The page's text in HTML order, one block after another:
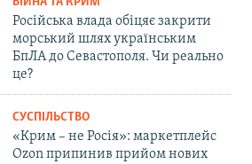
Російська влада обіцяє закрити
морський шлях українським
БпЛА до Севастополя. Чи реально
це?
СУСПІЛЬСТВО
«Крим – не Росія»: маркетплейс
Ozon припинив прийом нових